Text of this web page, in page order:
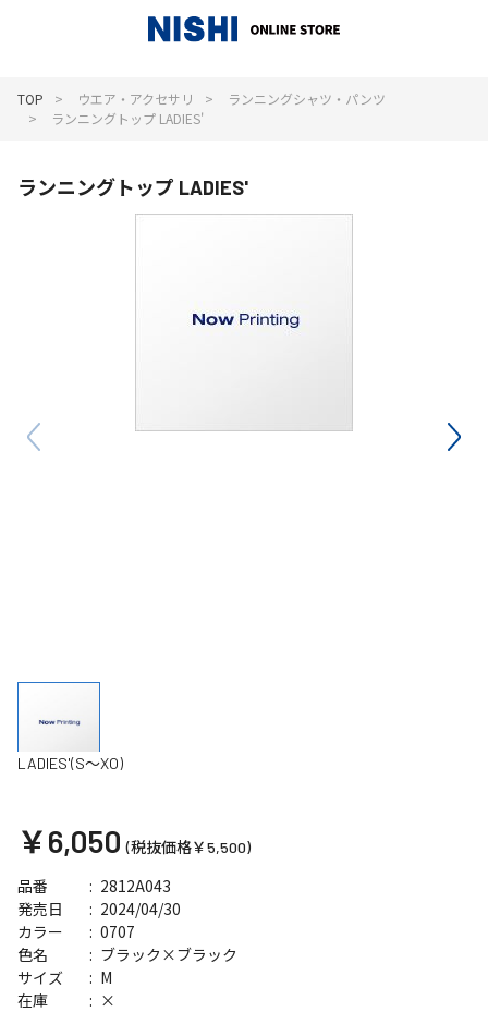
TOP ウエア・アクセサリ
ランニングシャツ・パンツ
ランニングトップ LADIES'
ランニングトップ LADIES'
LADIES'(S～XO)
￥6,050 (税抜価格￥5,500)
品番 2812A043
発売日 2024/04/30
サイズ M
カラー 0707
在庫 ×
色名 ブラック×ブラック